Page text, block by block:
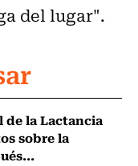
del lugar".
de la Lactancia
sobre la